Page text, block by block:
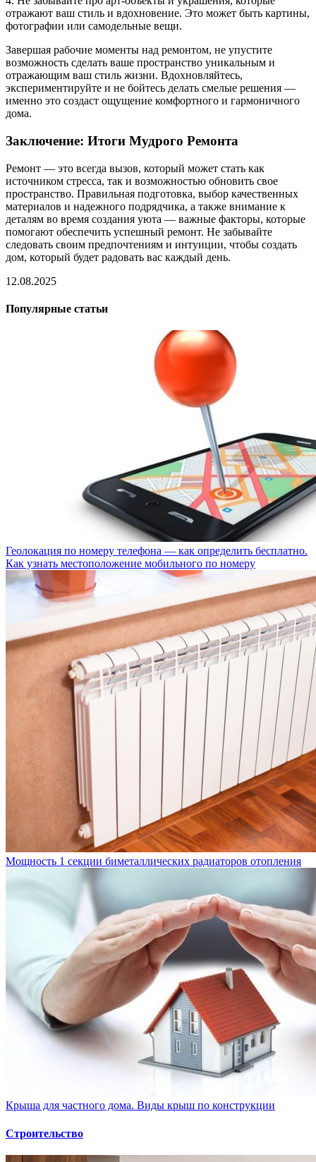
отражают ваш стиль и вдохновение. Это может быть картины,
фотографии или самодельные вещи.
Завершая рабочие моменты над ремонтом, не упустите
возможность сделать ваше пространство уникальным и
отражающим ваш стиль жизни. Вдохновляйтесь,
экспериментируйте и не бойтесь делать смелые решения —
именно это создаст ощущение комфортного и гармоничного
дома.
Заключение: Итоги Мудрого Ремонта
Ремонт — это всегда вызов, который может стать как
источником стресса, так и возможностью обновить свое
пространство. Правильная подготовка, выбор качественных
материалов и надежного подрядчика, а также внимание к
деталям во время создания уюта — важные факторы, которые
помогают обеспечить успешный ремонт. Не забывайте
следовать своим предпочтениям и интуиции, чтобы создать
дом, который будет радовать вас каждый день.
12.08.2025
Популярные статьи
Геолокация по номеру телефона — как определить бесплатно.
Как узнать местоположение мобильного по номеру
Мощность 1 секции биметаллических радиаторов отопления
Крыша для частного дома. Виды крыш по конструкции
Строительство